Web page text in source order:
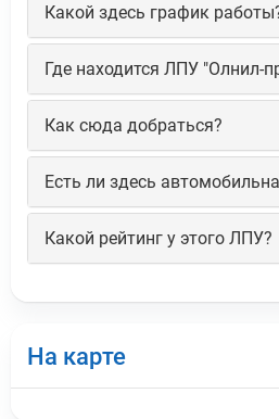
Какой здесь график
Где находится ЛПУ "Олнил-
Как сюда добраться?
Есть ли здесь
Какой рейтинг у этого ЛПУ?
На карте